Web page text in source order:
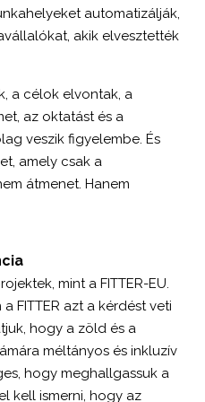
automatizálják,
akik elvesztették
a célok elvontak, a
az oktatást és a
veszik figyelembe. És
amely csak a
átmenet. Hanem
mint a FITTER-EU.
FITTER azt a kérdést veti
hogy a zöld és a
méltányos és inkluzív
hogy meghallgassuk a
kell ismerni, hogy az